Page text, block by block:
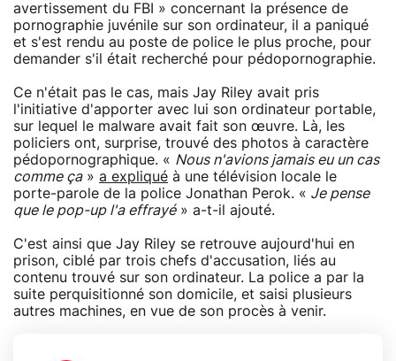
avertissement du FBI » concernant la présence de
pornographie juvénile sur son ordinateur, il a paniqué
et s'est rendu au poste de police le plus proche, pour
demander s'il était recherché pour pédopornographie.
Ce n'était pas le cas, mais Jay Riley avait pris
l'initiative d'apporter avec lui son ordinateur portable,
sur lequel le malware avait fait son œuvre. Là, les
policiers ont, surprise, trouvé des photos à caractère
pédopornographique. « Nous n'avions jamais eu un cas
comme ça» a expliqué à une télévision locale le
porte-parole de la police Jonathan Perok. « Je pense
que le pop-up l'a effrayé» a-t-il ajouté.
C'est ainsi que Jay Riley se retrouve aujourd'hui en
prison, ciblé par trois chefs d'accusation, liés au
contenu trouvé sur son ordinateur. La police a par la
suite perquisitionné son domicile, et saisi plusieurs
autres machines, en vue de son procès à venir.